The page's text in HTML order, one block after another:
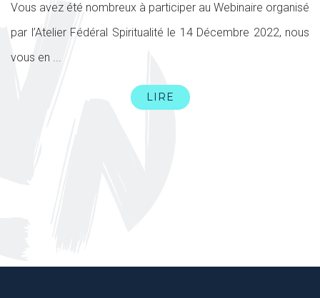
Vous avez été nombreux à participer au Webinaire organisé
par l’Atelier Fédéral Spiritualité le 14 Décembre 2022, nous
vous en ...
LIRE